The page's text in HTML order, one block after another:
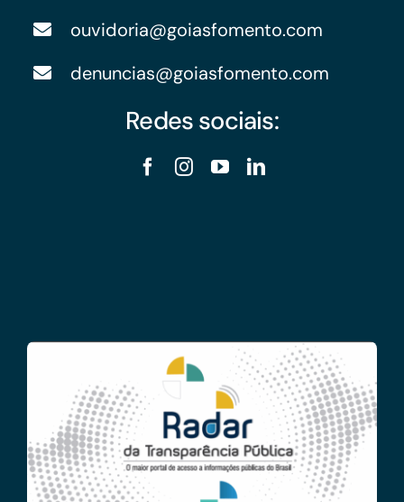
ouvidoria@goiasfomento.com
denuncias@goiasfomento.com
Redes sociais: